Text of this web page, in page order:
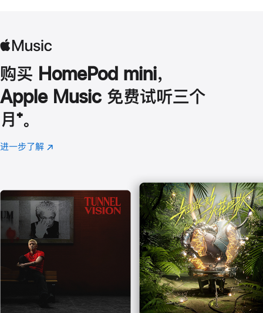
购买 HomePod mini，
Apple Music 免费试听三个
月 脚
注
⁺。
进一步了解 Apple
(在
口
中
打
开)